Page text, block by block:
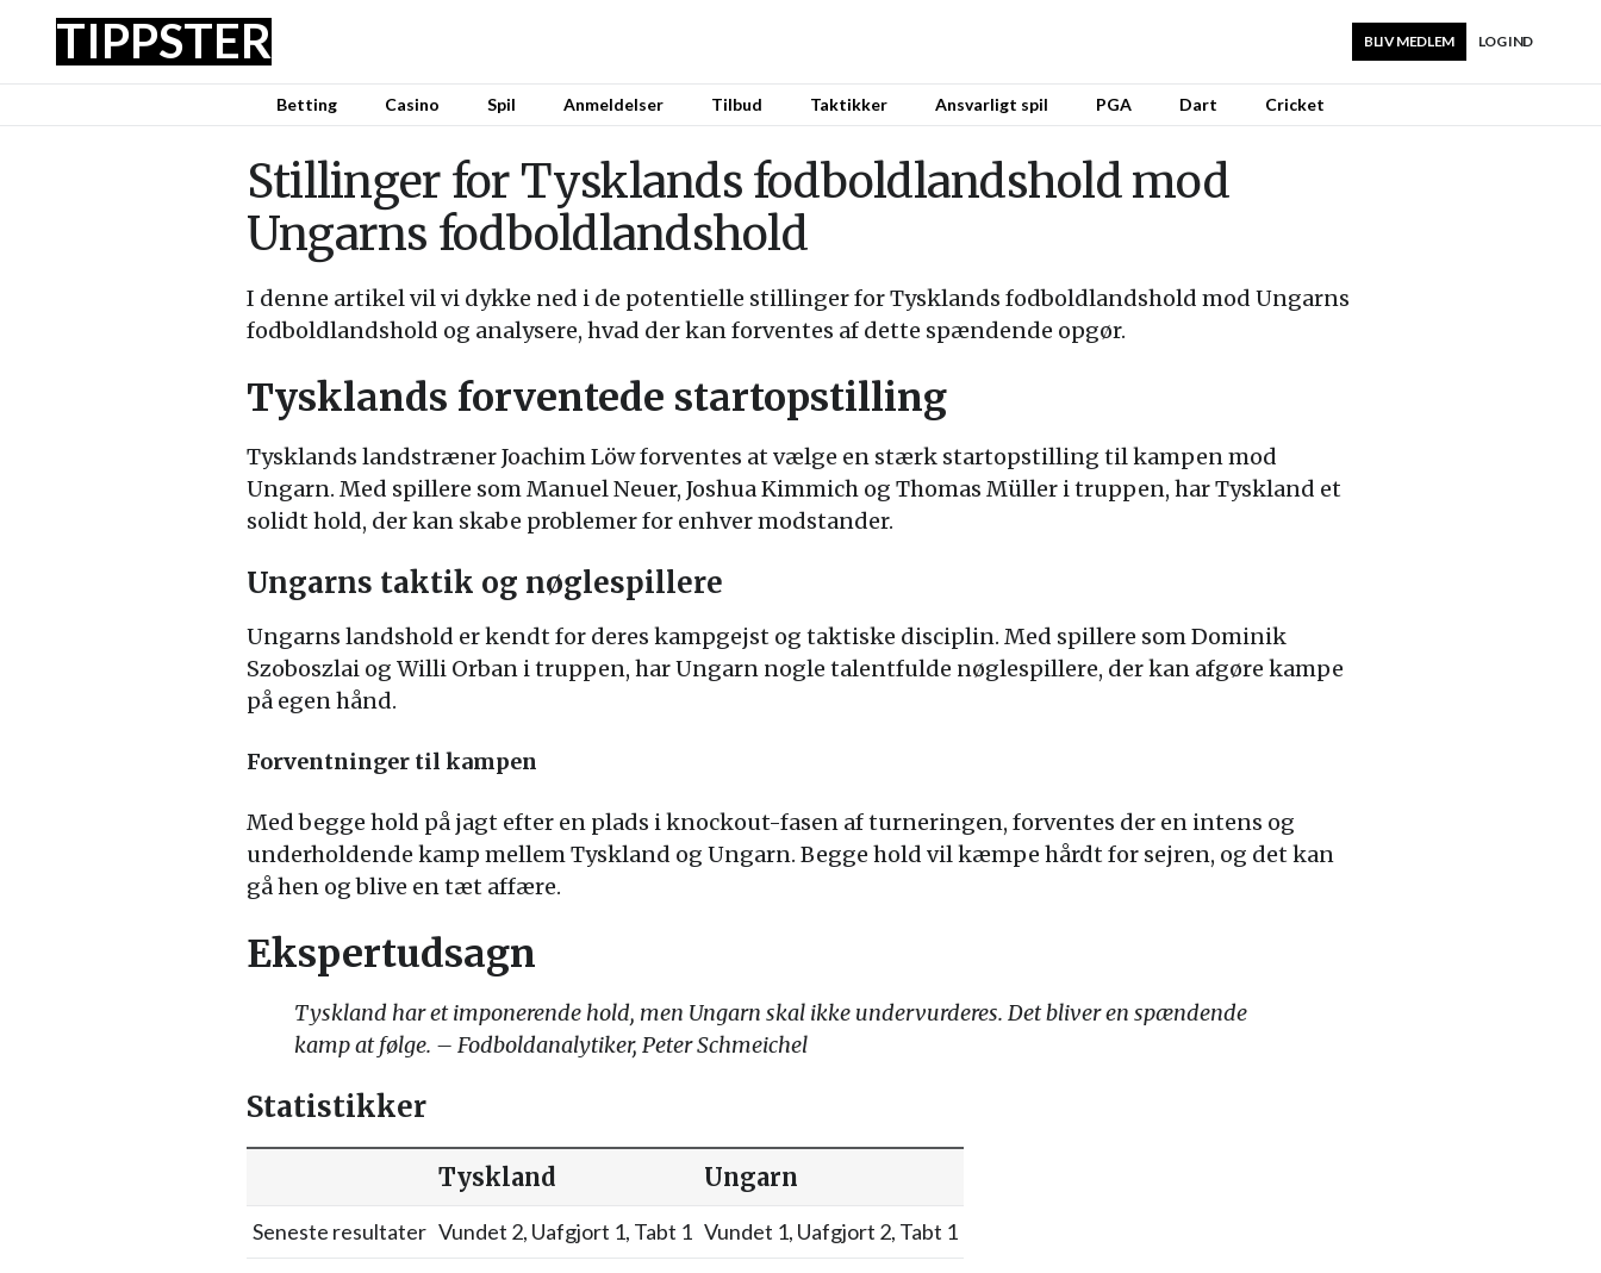
TIPPSTER LOG IND
BLIV MEDLEM
Betting Casino Spil Anmeldelser Tilbud Taktikker Ansvarligt spil PGA Dart Cricket
Stillinger for Tysklands fodboldlandshold mod
Ungarns fodboldlandshold
I denne artikel vil vi dykke ned i de potentielle stillinger for Tysklands fodboldlandshold mod Ungarns
fodboldlandshold og analysere, hvad der kan forventes af dette spændende opgør.
Tysklands forventede startopstilling
Tysklands landstræner Joachim Löw forventes at vælge en stærk startopstilling til kampen mod
Ungarn. Med spillere som Manuel Neuer, Joshua Kimmich og Thomas Müller i truppen, har Tyskland et
solidt hold, der kan skabe problemer for enhver modstander.
Ungarns taktik og nøglespillere
Ungarns landshold er kendt for deres kampgejst og taktiske disciplin. Med spillere som Dominik
Szoboszlai og Willi Orban i truppen, har Ungarn nogle talentfulde nøglespillere, der kan afgøre kampe
på egen hånd.
Forventninger til kampen
Med begge hold på jagt efter en plads i knockout-fasen af turneringen, forventes der en intens og
underholdende kamp mellem Tyskland og Ungarn. Begge hold vil kæmpe hårdt for sejren, og det kan
gå hen og blive en tæt affære.
Ekspertudsagn
Tyskland har et imponerende hold, men Ungarn skal ikke undervurderes. Det bliver en spændende
kamp at følge. – Fodboldanalytiker, Peter Schmeichel
Statistikker
Tyskland Ungarn
Seneste resultater Vundet 2, Uafgjort 1, Tabt 1 Vundet 1, Uafgjort 2, Tabt 1